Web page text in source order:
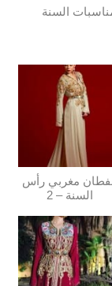
السنة
مغربي رأس
السنة – 2